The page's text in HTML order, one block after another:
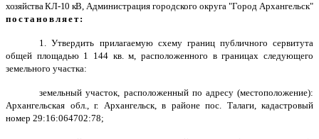
хозяйства КЛ-10 кВ,Администрация городского округа "Город Архангельск"
постановляет:
1. Утвердить прилагаемую схему границ публичного сервитута
общей площадью 1 144 кв. м, расположенного в границах следующего
земельного участка:
земельный участок, расположенный по адресу (местоположение):
Архангельская обл., г. Архангельск, в районе пос. Талаги, кадастровый
номер 29:16:064702:78;